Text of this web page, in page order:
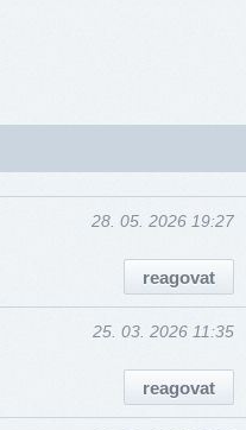
28. 05. 2026 19:27
reagovat
25. 03. 2026 11:35
reagovat